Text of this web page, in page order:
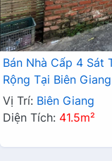
Bán Nhà Cấp 4 Sát
Rộng Tại Biên Giang
Vị Trí: Biên Giang
Diện Tích: 41.5m²